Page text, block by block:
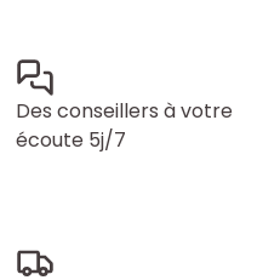
Des conseillers à votre
écoute 5j/7